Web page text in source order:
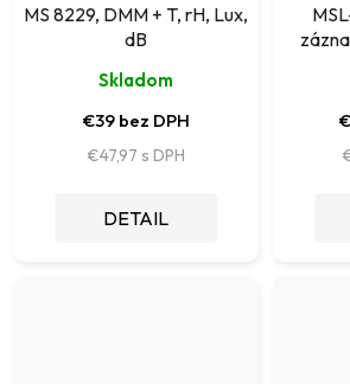
MS 8229, DMM + T, rH, Lux,
dB
Skladom
€39 bez DPH
€47,97
DETAIL